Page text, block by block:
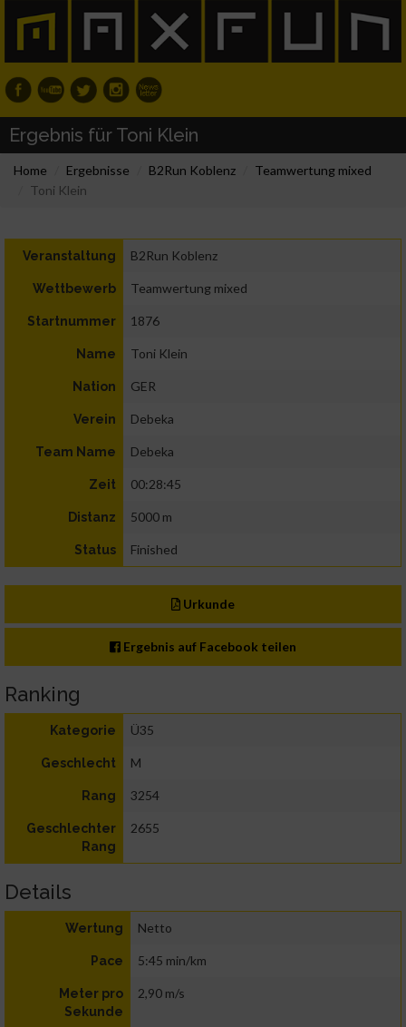
Ergebnis für Toni Klein
Home Ergebnisse B2Run Koblenz
Teamwertung mixed
Toni Klein
Veranstaltung B2Run Koblenz
Wettbewerb Teamwertung mixed
Startnummer 1876
Name Toni Klein
Nation GER
Verein Debeka
Team Name Debeka
Zeit 00:28:45
Distanz 5000 m
Status Finished
Urkunde
Ergebnis auf Facebook teilen
Ranking
Kategorie Ü35
Geschlecht M
Rang 3254
Geschlechter
Rang
2655
Details
Wertung Netto
Pace 5:45 min/km
Meter pro
Sekunde
2,90 m/s